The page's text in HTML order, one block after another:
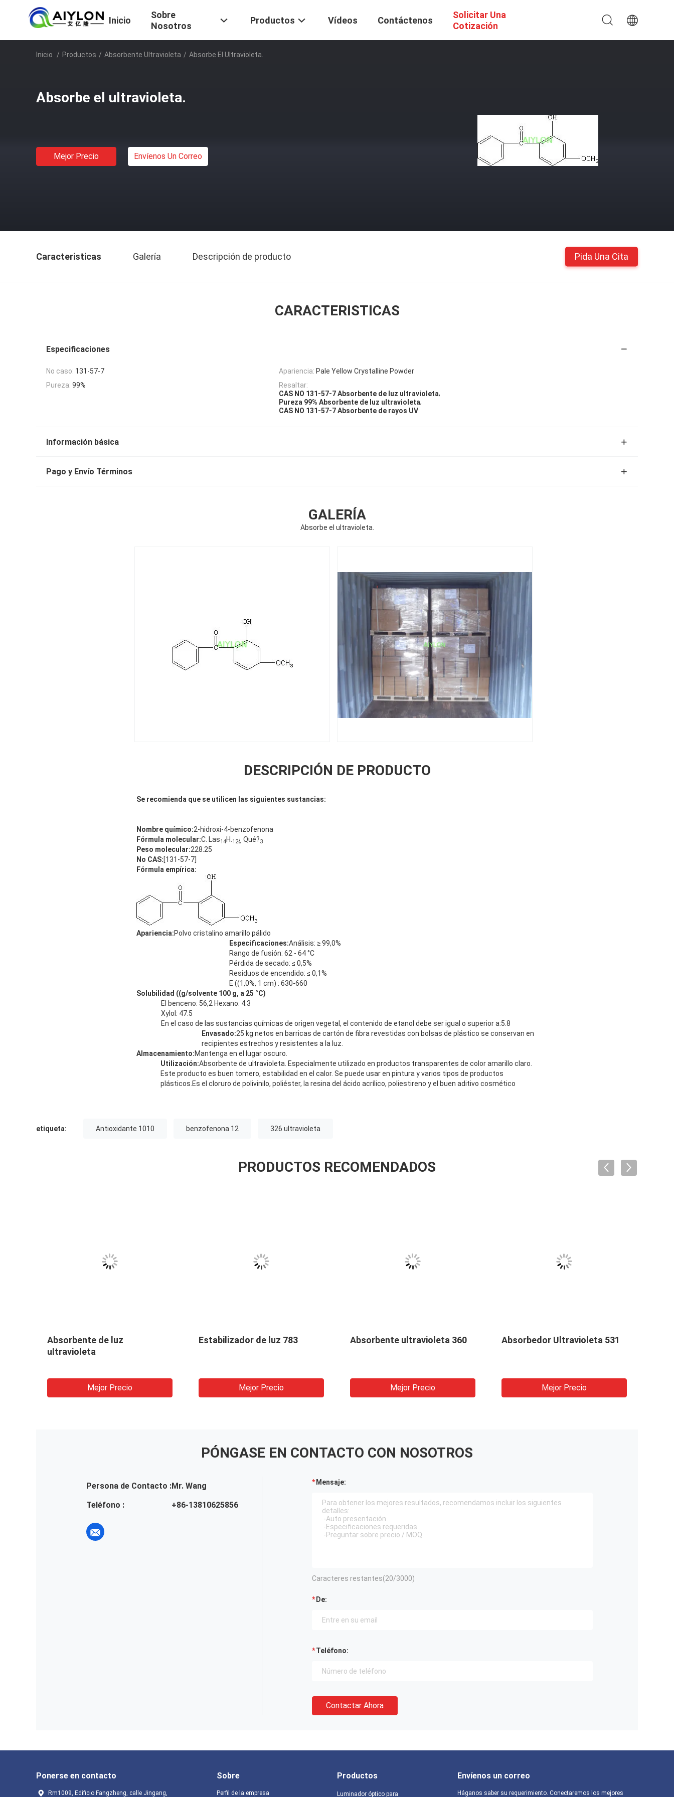
Inicio
Sobre
Nosotros
Productos Vídeos Contáctenos
Solicitar Una
Cotización
Inicio / Productos / Absorbente Ultravioleta / Absorbe El Ultravioleta.
Absorbe el ultravioleta.
Mejor Precio Envíenos Un Correo
Caracteristicas Galería Descripción de producto Pida Una Cita
CARACTERISTICAS
Especificaciones
No caso: 131-57-7 Apariencia: Pale Yellow Crystalline Powder
Pureza: 99%
Resaltar:
CAS NO 131-57-7 Absorbente de luz ultravioleta,
Pureza 99% Absorbente de luz ultravioleta,
CAS NO 131-57-7 Absorbente de rayos UV
Información básica
Pago y Envío Términos
GALERÍA
Absorbe el ultravioleta.
DESCRIPCIÓN DE PRODUCTO
Se recomienda que se utilicen las siguientes sustancias:
Nombre químico:2-hidroxi-4-benzofenona
Fórmula molecular:C. Las14H.12¿ Qué?3
Peso molecular:228.25
No CAS:[131-57-7]
Fórmula empírica:
Apariencia:Polvo cristalino amarillo pálido
Especificaciones:Análisis: ≥ 99,0%
Rango de fusión: 62 - 64 °C
Pérdida de secado: ≤ 0,5%
Residuos de encendido: ≤ 0,1%
E ((1,0%, 1 cm) : 630-660
Solubilidad ((g/solvente 100 g, a 25 °C)
El benceno: 56,2 Hexano: 4.3
Xylol: 47.5
En el caso de las sustancias químicas de origen vegetal, el contenido de etanol debe ser igual o superior a:5.8
Envasado:25 kg netos en barricas de cartón de fibra revestidas con bolsas de plástico se conservan en
recipientes estrechos y resistentes a la luz.
Almacenamiento:Mantenga en el lugar oscuro.
Utilización:Absorbente de ultravioleta. Especialmente utilizado en productos transparentes de color amarillo claro.
Este producto es buen tomero, estabilidad en el calor. Se puede usar en pintura y varios tipos de productos
plásticos.Es el cloruro de polivinilo, poliéster, la resina del ácido acrílico, poliestireno y el buen aditivo cosmético
etiqueta: Antioxidante 1010 benzofenona 12 326 ultravioleta
PRODUCTOS RECOMENDADOS
Absorbente de luz
ultravioleta
Mejor Precio
Estabilizador de luz 783
Mejor Precio
Absorbente ultravioleta 360
Mejor Precio
Absorbedor Ultravioleta 531
Mejor Precio
PÓNGASE EN CONTACTO CON NOSOTROS
Persona de Contacto :Mr. Wang
Teléfono :
+86-13810625856
Mensaje:
Caracteres restantes(20/3000)
De:
Teléfono:
Contactar Ahora
Ponerse en contacto
Rm1009, Edificio Fangzheng, calle Jingang,
Sobre
Perfil de la empresa
Productos
Luminador óptico para
Envíenos un correo
Háganos saber su requerimiento. Conectaremos los mejores